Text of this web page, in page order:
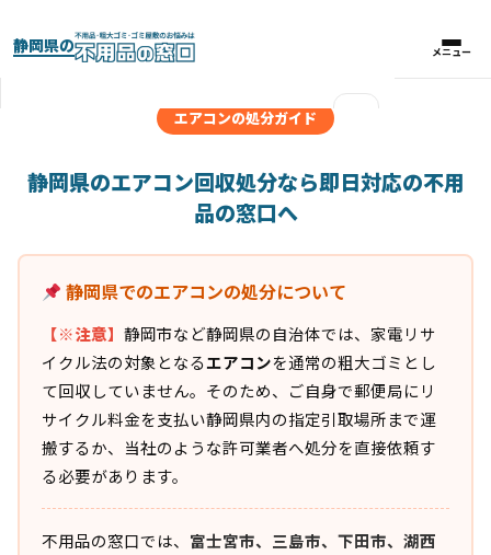
静岡県の メニュー
実績紹介
料金比較表
お客様の声
よくある質問
対応エリア
エアコンの処分ガイド
静岡県のエアコン回収処分なら即日対応の不用
品の窓口へ
静岡県でのエアコンの処分について
【※注意】 静岡市など静岡県の自治体では、家電リサ
イクル法の対象となるエアコンを通常の粗大ゴミとし
て回収していません。そのため、ご自身で郵便局にリ
サイクル料金を支払い静岡県内の指定引取場所まで運
搬するか、当社のような許可業者へ処分を直接依頼す
る必要があります。
不用品の窓口では、 富士宮市、三島市、下田市、湖西